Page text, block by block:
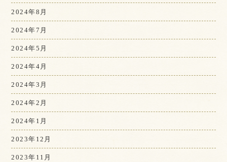
2024年8月
2024年7月
2024年5月
2024年4月
2024年3月
2024年2月
2024年1月
2023年12月
2023年11月